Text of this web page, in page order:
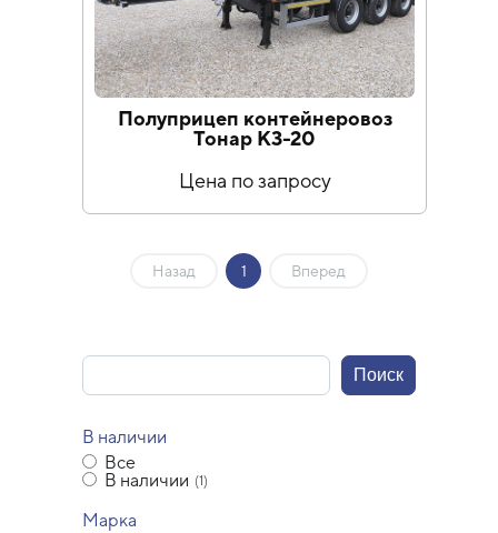
В наличии
Все
В наличии (1)
Марка
Полуприцеп контейнеровоз
Тонар К3-20
Цена по запросу
Назад 1 Вперед